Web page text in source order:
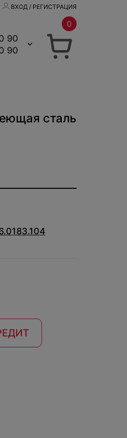
ВХОД / РЕГИСТРАЦИЯ
90
90
0
сталь